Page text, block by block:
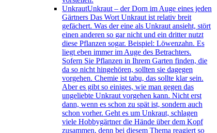
UnkrautUnkraut – der Dorn im Auge eines jeden
Gärtners Das Wort Unkraut ist relativ breit
gefächert. Was der eine als Unkraut ansieht, stört
einen anderen so gar nicht und ein dritter nutzt
diese Pflanzen sogar. Beispiel: Löwenzahn. Es
liegt eben immer im Auge des Betrachters.
Sofern Sie Pflanzen in Ihrem Garten finden, die
da so nicht hingehören, sollten sie dagegen
vorgehen. Chemie ist tabu, das sollte klar sein.
Aber es gibt so einiges, wie man gegen das
ungeliebte Unkraut vorgehen kann. Nicht erst
dann, wenn es schon zu spät ist, sondern auch
schon vorher. Geht es um Unkraut, schlagen
viele Hobbygärtner die Hände über dem Kopf
zusammen, denn bei diesem Thema reagiert so